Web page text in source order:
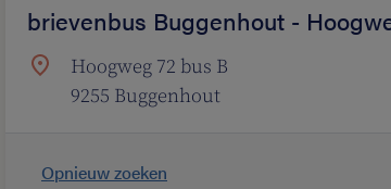
brievenbus Buggenhout -
Hoogweg 72 bus B
9255 Buggenhout
Opnieuw zoeken